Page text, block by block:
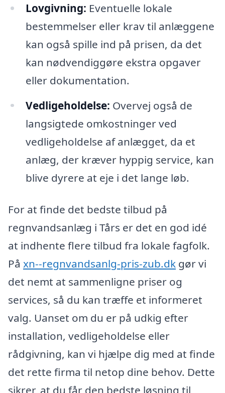
Lovgivning: Eventuelle lokale
bestemmelser eller krav til anlæggene
kan også spille ind på prisen, da det
kan nødvendiggøre ekstra opgaver
eller dokumentation.
Vedligeholdelse: Overvej også de
langsigtede omkostninger ved
vedligeholdelse af anlægget, da et
anlæg, der kræver hyppig service, kan
blive dyrere at eje i det lange løb.
For at finde det bedste tilbud på
regnvandsanlæg i Tårs er det en god idé
at indhente flere tilbud fra lokale fagfolk.
På xn--regnvandsanlg-pris-zub.dk gør vi
det nemt at sammenligne priser og
services, så du kan træffe et informeret
valg. Uanset om du er på udkig efter
installation, vedligeholdelse eller
rådgivning, kan vi hjælpe dig med at finde
det rette firma til netop dine behov. Dette
sikrer, at du får den bedste løsning til